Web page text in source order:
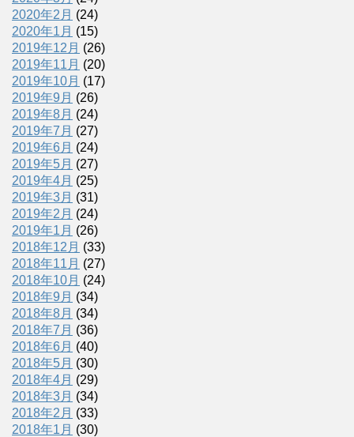
2020年2月 (24)
2020年1月 (15)
2019年12月 (26)
2019年11月 (20)
2019年10月 (17)
2019年9月 (26)
2019年8月 (24)
2019年7月 (27)
2019年6月 (24)
2019年5月 (27)
2019年4月 (25)
2019年3月 (31)
2019年2月 (24)
2019年1月 (26)
2018年12月 (33)
2018年11月 (27)
2018年10月 (24)
2018年9月 (34)
2018年8月 (34)
2018年7月 (36)
2018年6月 (40)
2018年5月 (30)
2018年4月 (29)
2018年3月 (34)
2018年2月 (33)
2018年1月 (30)